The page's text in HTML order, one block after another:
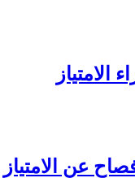
عن الامتياز